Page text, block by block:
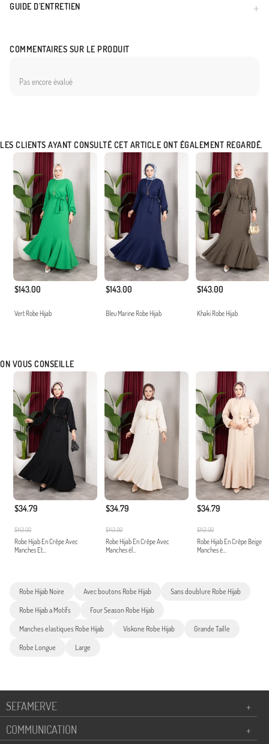
GUIDE D'ENTRETIEN
COMMENTAIRES SUR LE PRODUIT
Pas encore évalué
LES CLIENTS AYANT CONSULTÉ CET ARTICLE ONT ÉGALEMENT REGARDÉ.
$143.00
Vert Robe Hijab
$143.00
Bleu Marine Robe Hijab
$143.00
Khaki Robe Hijab
ON VOUS CONSEILLE
$34.79
$143.00
Robe Hijab En Crêpe Avec
Manches Et...
$34.79
$143.00
Robe Hijab En Crêpe Avec
Manches él...
$34.79
$143.00
Robe Hijab En Crêpe Beige
Manches é...
Robe Hijab Noire Avec boutons Robe Hijab Sans doublure Robe Hijab
Robe Hijab a Motifs Four Season Robe Hijab
Manches elastiques Robe Hijab Viskone Robe Hijab Grande Taille
Robe Longue Large
SEFAMERVE
+
COMMUNICATION
+